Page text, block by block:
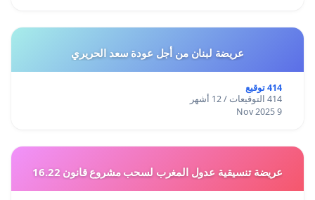
عريضة لبنان من أجل عودة سعد الحريري
414 توقيع
414 التوقيعات / 12 أشهر
9 Nov 2025
عريضة تنسيقية عدول المغرب لسحب مشروع قانون 16.22